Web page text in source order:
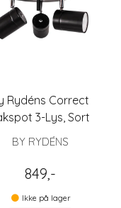
Rydéns Correct
3-Lys, Sort
BY RYDÉNS
849,-
Ikke på lager